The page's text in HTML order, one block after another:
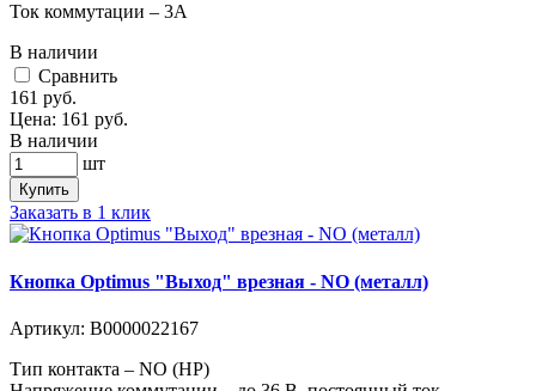
Ток коммутации – 3А
В наличии
Cравнить
161 руб.
Цена: 161 руб.
В наличии
шт
Купить
Заказать в 1 клик
Кнопка Optimus "Выход" врезная - NO (металл)
Артикул: В0000022167
Тип контакта – NO (НР)